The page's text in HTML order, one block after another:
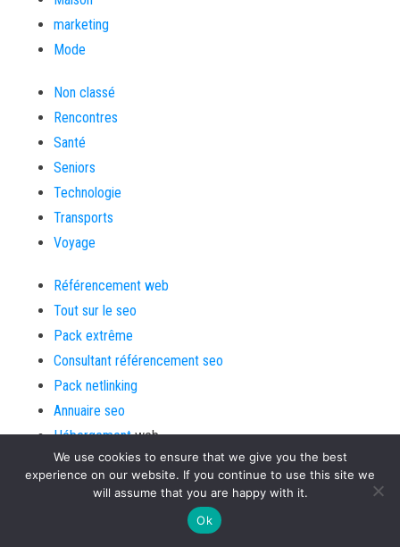
marketing
Mode
Non classé
Rencontres
Santé
Seniors
Technologie
Transports
Voyage
Référencement web
Tout sur le seo
Pack extrême
Consultant référencement seo
Pack netlinking
Annuaire seo
Hébergementweb
créer site internet
Consulting seo
We use cookies to ensure that we give you the best
experience on our website. If you continue to use this site we
will assume that you are happy with it.
Ok